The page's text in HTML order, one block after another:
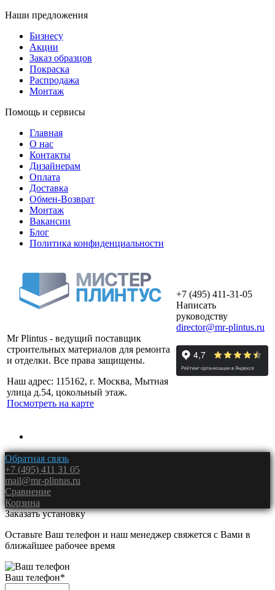
Наши предложения
Бизнесу
Акции
Заказ образцов
Покраска
Распродажа
Монтаж
Помощь и сервисы
Главная
О нас
Контакты
Дизайнерам
Оплата
Доставка
Обмен-Возврат
Монтаж
Вакансии
Блог
Политика конфиденциальности
Mr Plintus - ведущий поставщик
строительных материалов для ремонта
и отделки. Все права защищены.
Наш адрес: 115162, г. Москва, Мытная
улица д.54, цокольный этаж.
Посмотреть на карте
+7 (495) 411-31-05
Написать
руководству
director@mr-plintus.ru
Обратная связь
+7 (495) 411 31 05
mail@mr-plintus.ru
Сравнение
Корзина
Заказать установку
Оставьте Ваш телефон и наш менеджер свяжется с Вами в
ближайшее рабочее время
Ваш телефон*